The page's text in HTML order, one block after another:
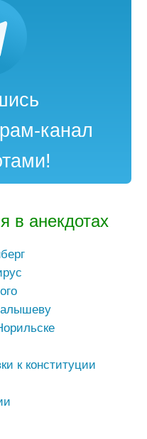
канал
в анекдотах
к конституции